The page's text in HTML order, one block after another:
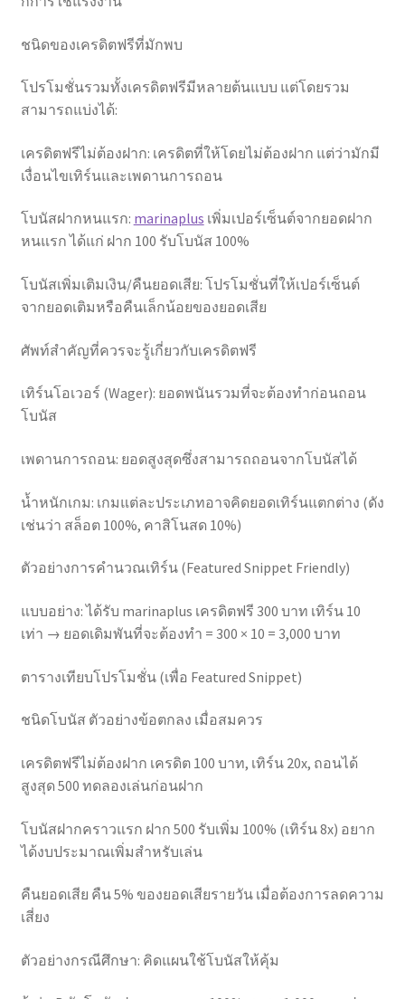
ชนิดของเครดิตฟรีที่มักพบ
โปรโมชั่นรวมทั้งเครดิตฟรีมีหลายต้นแบบ แต่โดยรวม
สามารถแบ่งได้:
เครดิตฟรีไม่ต้องฝาก: เครดิตที่ให้โดยไม่ต้องฝาก แต่ว่ามักมี
เงื่อนไขเทิร์นและเพดานการถอน
โบนัสฝากหนแรก: marinaplus เพิ่มเปอร์เซ็นต์จากยอดฝาก
หนแรก ได้แก่ ฝาก 100 รับโบนัส 100%
โบนัสเพิ่มเติมเงิน/คืนยอดเสีย: โปรโมชั่นที่ให้เปอร์เซ็นต์
จากยอดเติมหรือคืนเล็กน้อยของยอดเสีย
ศัพท์สำคัญที่ควรจะรู้เกี่ยวกับเครดิตฟรี
เทิร์นโอเวอร์ (Wager): ยอดพนันรวมที่จะต้องทำก่อนถอน
โบนัส
เพดานการถอน: ยอดสูงสุดซึ่งสามารถถอนจากโบนัสได้
น้ำหนักเกม: เกมแต่ละประเภทอาจคิดยอดเทิร์นแตกต่าง (ดัง
เช่นว่า สล็อต 100%, คาสิโนสด 10%)
ตัวอย่างการคำนวณเทิร์น (Featured Snippet Friendly)
แบบอย่าง: ได้รับ marinaplus เครดิตฟรี 300 บาท เทิร์น 10
เท่า → ยอดเดิมพันที่จะต้องทำ = 300 × 10 = 3,000 บาท
ตารางเทียบโปรโมชั่น (เพื่อ Featured Snippet)
ชนิดโบนัส ตัวอย่างข้อตกลง เมื่อสมควร
เครดิตฟรีไม่ต้องฝาก เครดิต 100 บาท, เทิร์น 20x, ถอนได้
สูงสุด 500 ทดลองเล่นก่อนฝาก
โบนัสฝากคราวแรก ฝาก 500 รับเพิ่ม 100% (เทิร์น 8x) อยาก
ได้งบประมาณเพิ่มสำหรับเล่น
คืนยอดเสีย คืน 5% ของยอดเสียรายวัน เมื่อต้องการลดความ
เสี่ยง
ตัวอย่างกรณีศึกษา: คิดแผนใช้โบนัสให้คุ้ม